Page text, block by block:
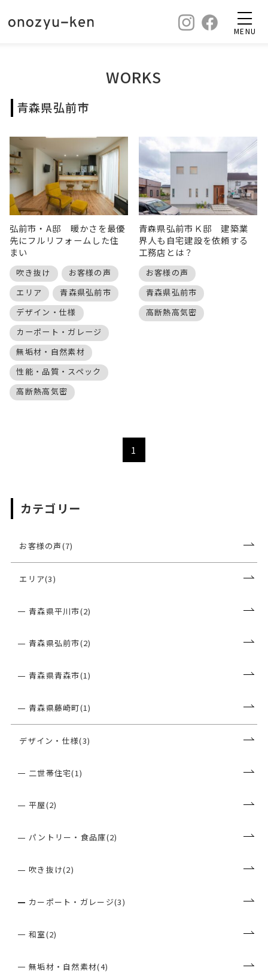
WORKS
青森県弘前市
弘前市・A邸 暖かさを最優
先にフルリフォームした住
まい
吹き抜け
お客様の声
エリア
青森県弘前市
デザイン・仕様
カーポート・ガレージ
無垢材・自然素材
性能・品質・スペック
高断熱高気密
青森県弘前市Ｋ邸 建築業
界人も自宅建設を依頼する
工務店とは？
お客様の声
青森県弘前市
高断熱高気密
1
カテゴリー
お客様の声(7)
エリア(3)
青森県平川市(2)
青森県弘前市(2)
青森県青森市(1)
青森県藤崎町(1)
デザイン・仕様(3)
二世帯住宅(1)
平屋(2)
パントリー・食品庫(2)
吹き抜け(2)
カーポート・ガレージ(3)
和室(2)
無垢材・自然素材(4)
MENU